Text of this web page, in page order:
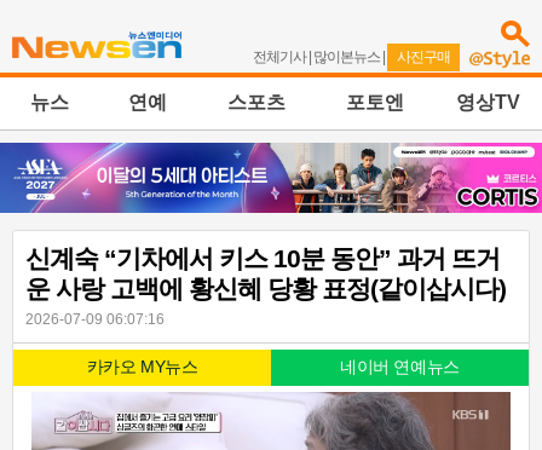
전체기사| 많이본뉴스 | 사진구매
뉴스 연예 스포츠 포토엔 영상TV
신계숙 “기차에서 키스 10분 동안” 과거 뜨거
운 사랑 고백에 황신혜 당황 표정(같이삽시다)
2026-07-09 06:07:16
카카오 MY뉴스 네이버 연예뉴스